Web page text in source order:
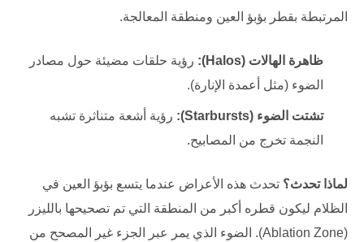
المرتبطة بقطر بؤبؤ العين ومنطقة المعالجة.
ظاهرة الهالات (Halos):
رؤية حلقات مضيئة حول مصادر
الضوء (مثل أعمدة الإنارة).
تشتت الضوء (Starbursts):
رؤية أشعة متناثرة تشبه
النجمة تخرج من المصابيح.
لماذا تحدث؟ تحدث هذه الأعراض عندما يتسع بؤبؤ العين في
الظلام ليكون قطره أكبر من المنطقة التي تم تصحيحها بالليزر
(Ablation Zone). الضوء الذي يمر عبر الجزء غير المصحح من